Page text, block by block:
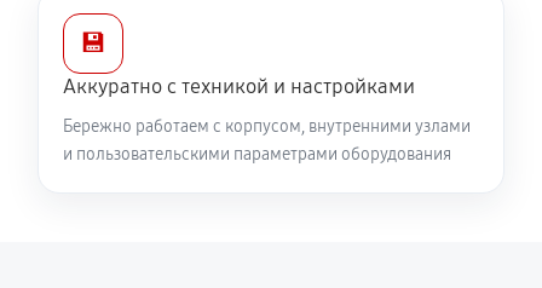
💾
Аккуратно с техникой и настройками
Бережно работаем с корпусом, внутренними узлами
и пользовательскими параметрами оборудования